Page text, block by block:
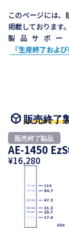
このページには、
掲載しております
製品サポー
『生産終了およ
販売終了
AE-1450
¥16,280